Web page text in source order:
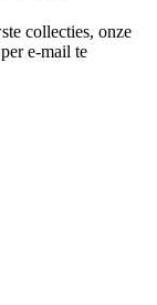
collecties, onze
e-mail te